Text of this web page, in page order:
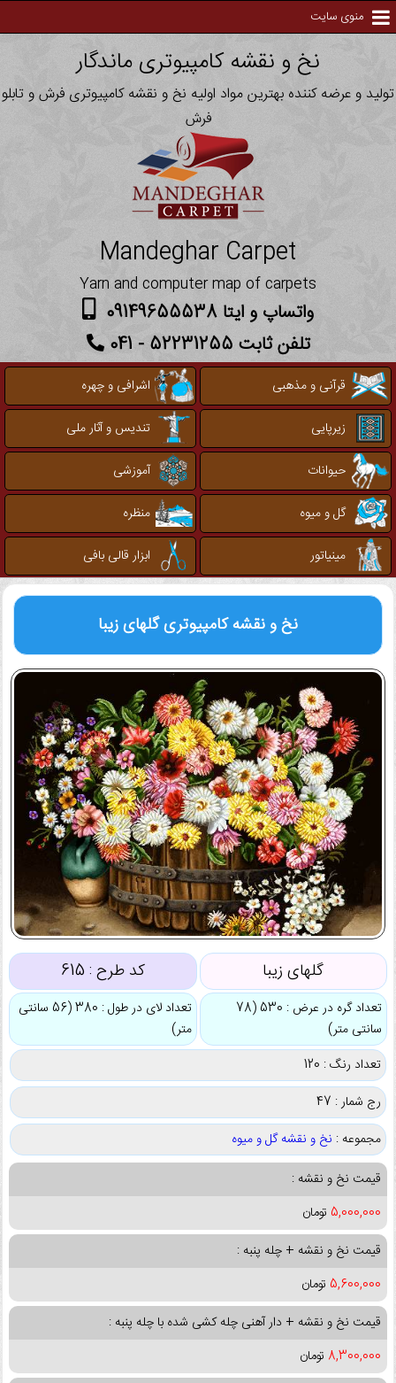
منوی سایت
نخ و نقشه کامپیوتری ماندگار
تولید و عرضه کننده بهترین مواد اولیه نخ و نقشه کامپیوتری فرش و تابلو
فرش
Mandeghar Carpet
Yarn and computer map of carpets
واتساپ و ایتا 09149655538
تلفن ثابت 52231255 - 041
قرآنی و مذهبی
اشرافی و چهره
زیرپایی
تندیس و آثار ملی
حیوانات
آموزشی
گل و میوه
منظره
مینیاتور
ابزار قالی بافی
نخ و نقشه کامپیوتریگلهای زیبا
گلهای زیبا کد طرح : 615
تعداد گره در عرض : 530 (78
سانتی متر)
تعداد لای در طول : 380 (56 سانتی
متر)
تعداد رنگ : 120
رج شمار : 47
مجموعه : نخ و نقشه گل و میوه
قیمت نخ و نقشه :
5,000,000 تومان
قیمت نخ و نقشه + چله پنبه :
5,600,000 تومان
قیمت نخ و نقشه + دار آهنی چله کشی شده با چله پنبه :
8,300,000 تومان